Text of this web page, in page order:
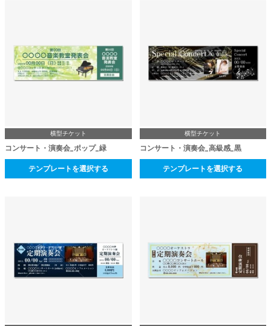
横型チケット
コンサート・演奏会_ポップ_緑
テンプレートを選択する
横型チケット
コンサート・演奏会_高級感_黒
テンプレートを選択する